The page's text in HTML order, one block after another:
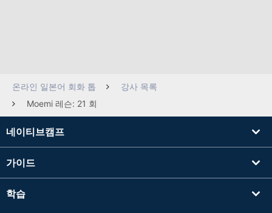
온라인 일본어 회화 톱
강사 목록
Moemi 레슨: 21 회
네이티브캠프
가이드
학습